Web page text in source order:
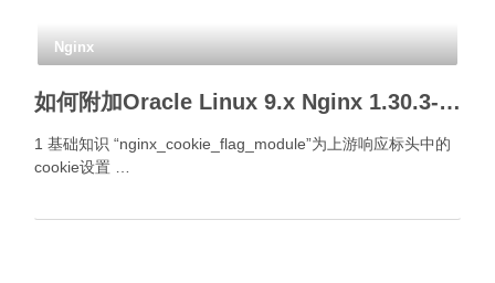
Nginx
如何附加Oracle Linux 9.x Nginx 1.30.3- Cookie标签模块？
1 基础知识 “nginx_cookie_flag_module”为上游响应标头中的
cookie设置 …